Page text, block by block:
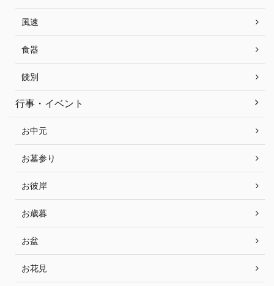
風速
食器
餞別
行事・イベント
お中元
お墓参り
お彼岸
お歳暮
お盆
お花見